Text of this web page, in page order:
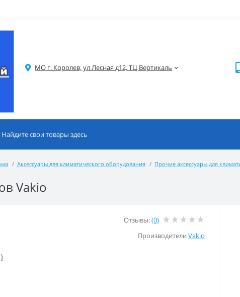
МО г. Королев, ул Лесная д12, ТЦ Вертикаль
Аксессуары для климатического оборудования Прочие аксессуары для
Vakio
Отзывы:(0)
Производители Vakio